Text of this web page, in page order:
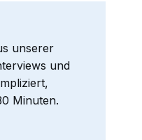
unserer
und
Minuten.